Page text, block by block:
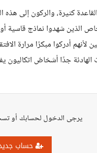
كثيرة، والركون إلى
الذين شهدوا نماذج
لأنهم أدركوا مبكرًا مرارة
جدًا أشخاصٌ
يرجى الدخول لحسابك أو
حساب